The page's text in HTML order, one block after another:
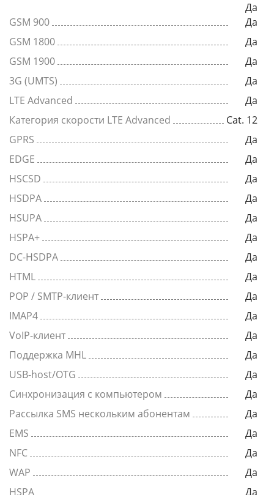
Да
GSM 900
Да
GSM 1800
Да
GSM 1900
Да
3G (UMTS)
Да
LTE Advanced
Да
Категория скорости LTE Advanced
Cat. 12
GPRS
Да
EDGE
Да
HSCSD
Да
HSDPA
Да
HSUPA
Да
HSPA+
Да
DC-HSDPA
Да
HTML
Да
POP / SMTP-клиент
Да
IMAP4
Да
VoIP-клиент
Да
Поддержка MHL
Да
USB-host/OTG
Да
Синхронизация с компьютером
Да
Рассылка SMS нескольким абонентам
Да
EMS
Да
NFC
Да
WAP
Да
HSPA
Да